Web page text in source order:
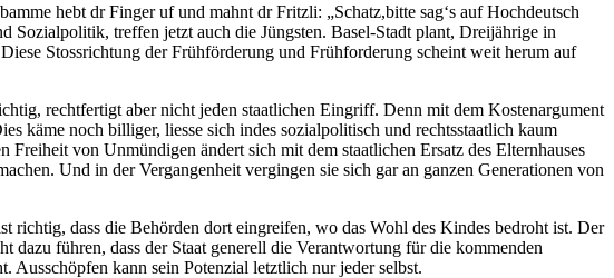
hebt dr Finger uf und mahnt dr Fritzli: „Schatz,bitte sag‘s auf Hochdeutsch
Sozialpolitik, treffen jetzt auch die Jüngsten. Basel-Stadt plant, Dreijährige in
Stossrichtung der Frühförderung und Frühforderung scheint weit herum auf
rechtfertigt aber nicht jeden staatlichen Eingriff. Denn mit dem Kostenargument
käme noch billiger, liesse sich indes sozialpolitisch und rechtsstaatlich kaum
von Unmündigen ändert sich mit dem staatlichen Ersatz des Elternhauses
Und in der Vergangenheit vergingen sie sich gar an ganzen Generationen von
richtig, dass die Behörden dort eingreifen, wo das Wohl des Kindes bedroht ist. Der
dazu führen, dass der Staat generell die Verantwortung für die kommenden
Ausschöpfen kann sein Potenzial letztlich nur jeder selbst.